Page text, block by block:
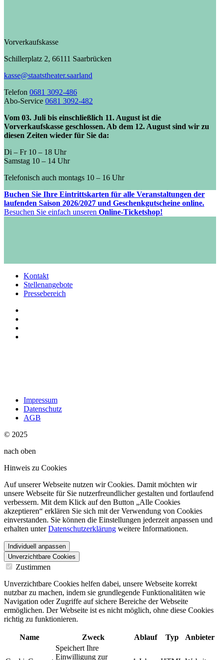
Vorverkaufskasse
Schillerplatz 2, 66111 Saarbrücken
kasse@staatstheater.saarland
Telefon 0681 3092-486
Abo-Service 0681 3092-482
Vom 03. Juli bis einschließlich 11. August ist die
Vorverkaufskasse geschlossen. Ab dem 12. August sind wir zu
diesen Zeiten wieder für Sie da:
Di – Fr 10 – 18 Uhr
Samstag 10 – 14 Uhr
Telefonisch auch montags 10 – 16 Uhr
Buchen Sie Ihre Eintrittskarten für alle Veranstaltungen der
laufenden Saison 2026/2027 und Geschenkgutscheine online.
Besuchen Sie einfach unseren Online-Ticketshop!
Kontakt
Stellenangebote
Pressebereich
Impressum
Datenschutz
AGB
© 2025
nach oben
Hinweis zu Cookies
Auf unserer Webseite nutzen wir Cookies. Damit möchten wir
unsere Webseite für Sie nutzerfreundlicher gestalten und fortlaufend
verbessern. Mit dem Klick auf den Button „Alle Cookies
akzeptieren“ erklären Sie sich mit der Verwendung von Cookies
einverstanden. Sie können die Einstellungen jederzeit anpassen und
erhalten unterDatenschutzerklärung weitere Informationen.
Individuell anpassen
Unverzichtbare Cookies
Zustimmen
Unverzichtbare Cookies helfen dabei, unsere Webseite korrekt
nutzbar zu machen, indem sie grundlegende Funktionalitäten wie
Navigation oder Zugriffe auf sichere Bereiche der Webseite
ermöglichen. Der Webseite ist es nicht möglich, ohne diese Cookies
richtig zu funktionieren.
Name Zweck Ablauf Typ Anbieter
Speichert Ihre
Einwilligung zur